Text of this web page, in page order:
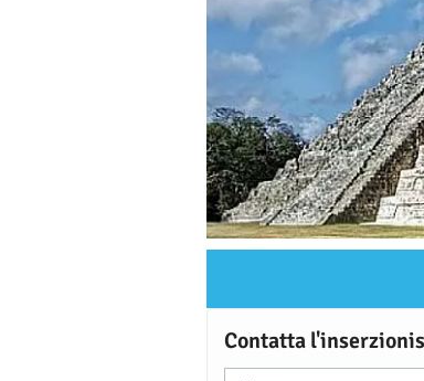
Contatta